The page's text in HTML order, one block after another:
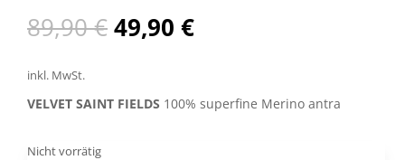
89,90€Ursprünglicher
Preis
49,90 €Aktueller
inkl. MwSt.
VELVET SAINT FIELDS 100% superfine Merino antra
Nicht vorrätig